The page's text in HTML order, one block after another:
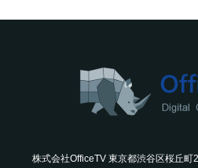
株式会社OfficeTV 東京都渋谷区桜丘